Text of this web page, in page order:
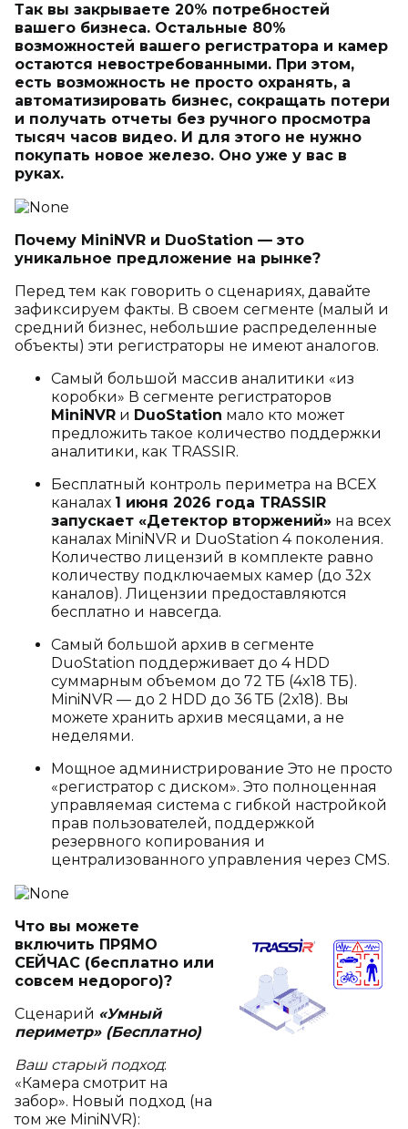
Так вы закрываете 20% потребностей
вашего бизнеса. Остальные 80%
возможностей вашего регистратора и камер
остаются невостребованными. При этом,
есть возможность не просто охранять, а
автоматизировать бизнес, сокращать потери
и получать отчеты без ручного просмотра
тысяч часов видео. И для этого не нужно
покупать новое железо. Оно уже у вас в
руках.
Почему MiniNVR и DuoStation — это
уникальное предложение на рынке?
Перед тем как говорить о сценариях, давайте
зафиксируем факты. В своем сегменте (малый и
средний бизнес, небольшие распределенные
объекты) эти регистраторы не имеют аналогов.
Самый большой массив аналитики «из
коробки» В сегменте регистраторов
MiniNVR и DuoStation мало кто может
предложить такое количество поддержки
аналитики, как TRASSIR.
Бесплатный контроль периметра на ВСЕХ
каналах 1 июня 2026 года TRASSIR
запускает «Детектор вторжений» на всех
каналах MiniNVR и DuoStation 4 поколения.
Количество лицензий в комплекте равно
количеству подключаемых камер (до 32х
каналов). Лицензии предоставляются
бесплатно и навсегда.
Самый большой архив в сегменте
DuoStation поддерживает до 4 HDD
суммарным объемом до 72 ТБ (4x18 ТБ).
MiniNVR — до 2 HDD до 36 ТБ (2х18). Вы
можете хранить архив месяцами, а не
неделями.
Мощное администрирование Это не просто
«регистратор с диском». Это полноценная
управляемая система с гибкой настройкой
прав пользователей, поддержкой
резервного копирования и
централизованного управления через CMS.
Что вы можете
включить ПРЯМО
СЕЙЧАС (бесплатно или
совсем недорого)?
Сценарий «Умный
периметр» (Бесплатно)
Ваш старый подход:
«Камера смотрит на
забор». Новый подход (на
том же MiniNVR):